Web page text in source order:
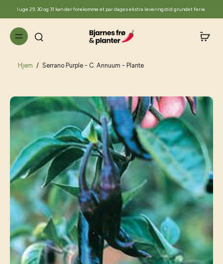
I uge 29, 30 og 31 kan der forekomme et par dages ekstra leveringstid grundet ferie.
Hjem / Serrano Purple - C. Annuum - Plante